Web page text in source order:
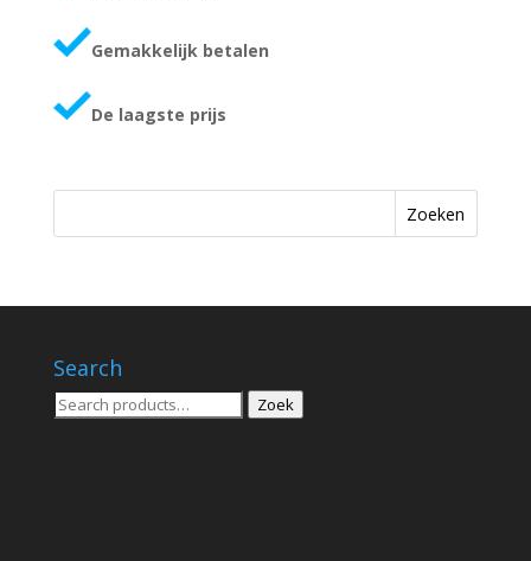
Gemakkelijk betalen
De laagste prijs
Zoeken
Search
Zoeken
Zoek